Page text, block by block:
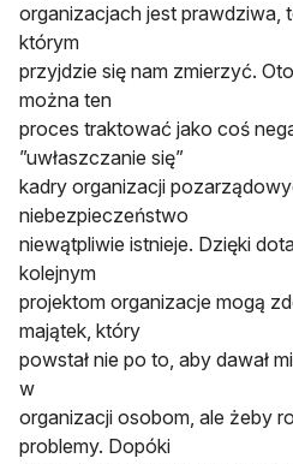
organizacjach jest prawdziwa,
którym
przyjdzie się nam zmierzyć.
można ten
proces traktować jako coś
”uwłaszczanie się”
kadry organizacji
niebezpieczeństwo
niewątpliwie istnieje. Dzięki
kolejnym
projektom organizacje mogą
majątek, który
powstał nie po to, aby dawał
w
organizacji osobom, ale żeby
problemy. Dopóki